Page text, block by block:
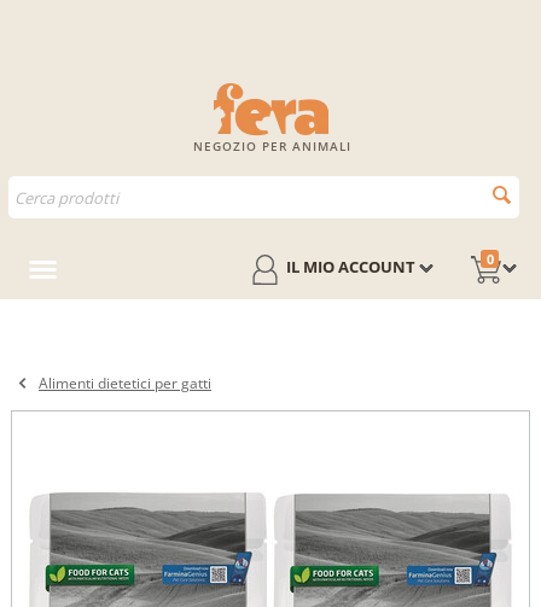
NEGOZIO PER ANIMALI
0
IL MIO ACCOUNT
Alimenti dietetici per gatti